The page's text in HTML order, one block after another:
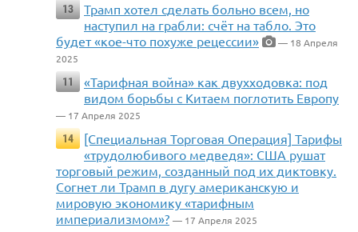
13
Трамп хотел сделать больно всем, но
наступил на грабли: счёт на табло. Это
будет «кое-что похуже рецессии»
— 18 Апреля
2025
11
«Тарифная война» как двухходовка: под
видом борьбы с Китаем поглотить Европу
— 17 Апреля 2025
14
[Специальная Торговая Операция] Тарифы
«трудолюбивого медведя»: США рушат
торговый режим, созданный под их диктовку.
Согнет ли Трамп в дугу американскую и
мировую экономику «тарифным
империализмом»? — 17 Апреля 2025